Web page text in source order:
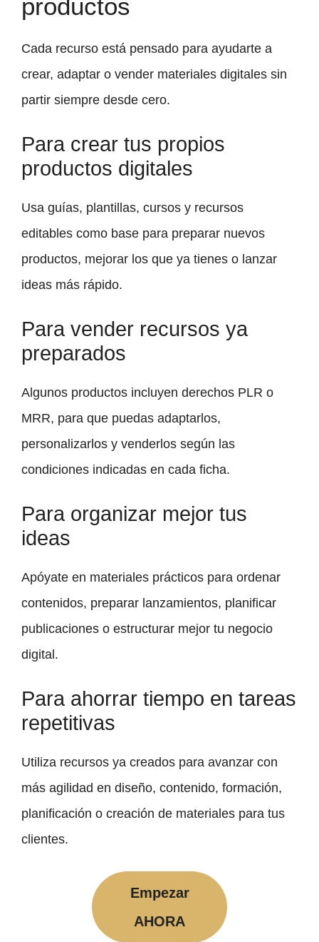
productos
Cada recurso está pensado para ayudarte a
crear, adaptar o vender materiales digitales sin
partir siempre desde cero.
Para crear tus propios
productos digitales
Usa guías, plantillas, cursos y recursos
editables como base para preparar nuevos
productos, mejorar los que ya tienes o lanzar
ideas más rápido.
Para vender recursos ya
preparados
Algunos productos incluyen derechos PLR o
MRR, para que puedas adaptarlos,
personalizarlos y venderlos según las
condiciones indicadas en cada ficha.
Para organizar mejor tus
ideas
Apóyate en materiales prácticos para ordenar
contenidos, preparar lanzamientos, planificar
publicaciones o estructurar mejor tu negocio
digital.
Para ahorrar tiempo en tareas
repetitivas
Utiliza recursos ya creados para avanzar con
más agilidad en diseño, contenido, formación,
planificación o creación de materiales para tus
clientes.
Empezar
AHORA